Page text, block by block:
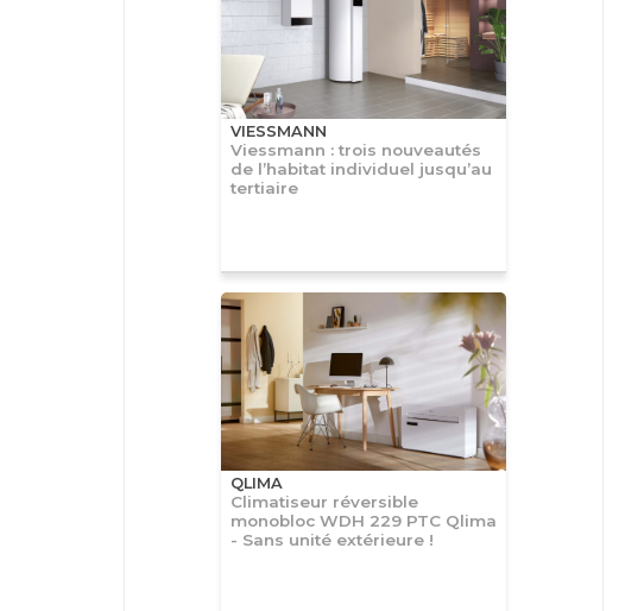
VIESSMANN
Viessmann : trois nouveautés
de l’habitat individuel jusqu’au
tertiaire
QLIMA
Climatiseur réversible
monobloc WDH 229 PTC Qlima
- Sans unité extérieure !